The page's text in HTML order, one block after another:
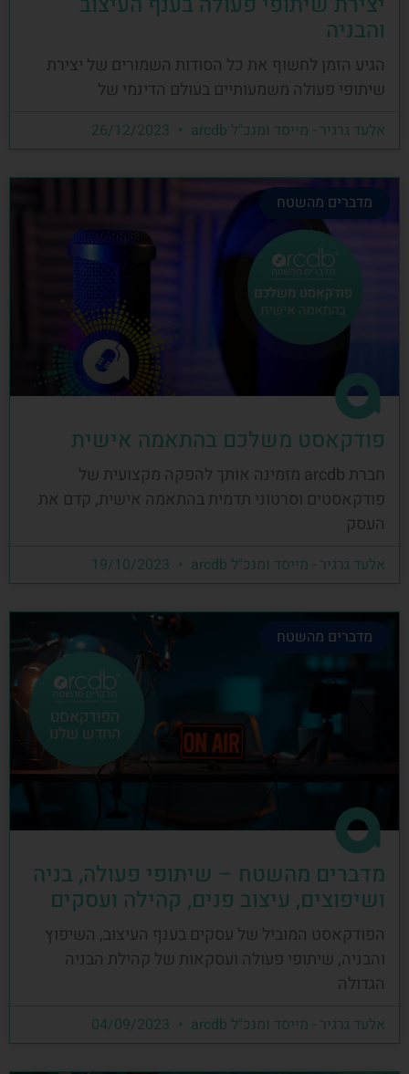
והבניה
הגיע הזמן לחשוף את כל הסודות השמורים של יצירת
שיתופי פעולה משמעותיים בעולם הדינמי של
אלעד גרגיר - מייסד ומנכ"ל arcdb
מדברים מהשטח
פודקאסט משלכם בהתאמה אישית
חברת arcdb מזמינה אותך להפקה מקצועית של
פודקאסטים וסרטוני תדמית בהתאמה אישית, קדם את
העסק
אלעד גרגיר - מייסד ומנכ"ל arcdb
מדברים מהשטח
מדברים מהשטח – שיתופי פעולה, בניה
ושיפוצים, עיצוב פנים, קהילה ועסקים
הפודקאסט המוביל של עסקים בענף העיצוב, השיפוץ
והבניה, שיתופי פעולה ועסקאות של קהילת הבניה
הגדולה
אלעד גרגיר - מייסד ומנכ"ל arcdb